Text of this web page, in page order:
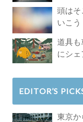
頭はそ
いこう
道具も
にシ
EDITOR’S
東京か